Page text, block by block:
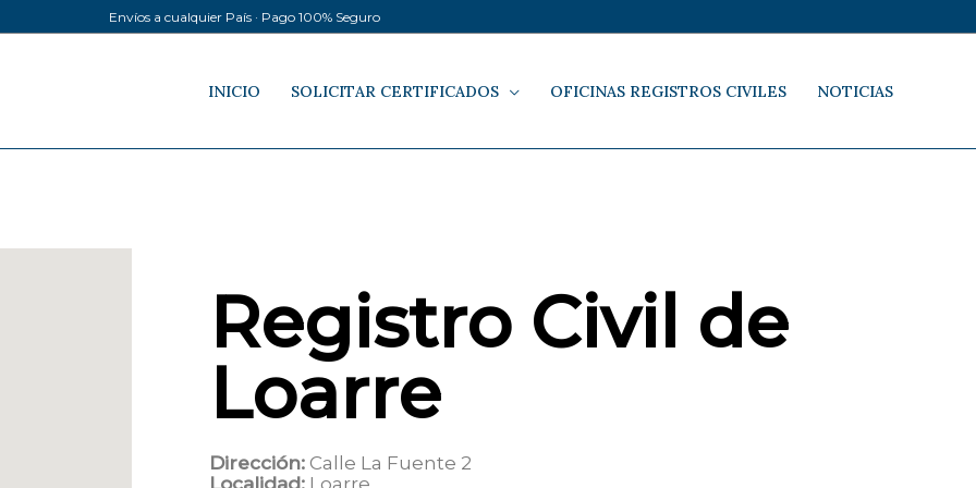
Envíos a cualquier País · Pago 100% Seguro
INICIO SOLICITAR CERTIFICADOS OFICINAS REGISTROS CIVILES NOTICIAS
Registro Civil de
Loarre
Dirección: Calle La Fuente 2
Localidad: Loarre